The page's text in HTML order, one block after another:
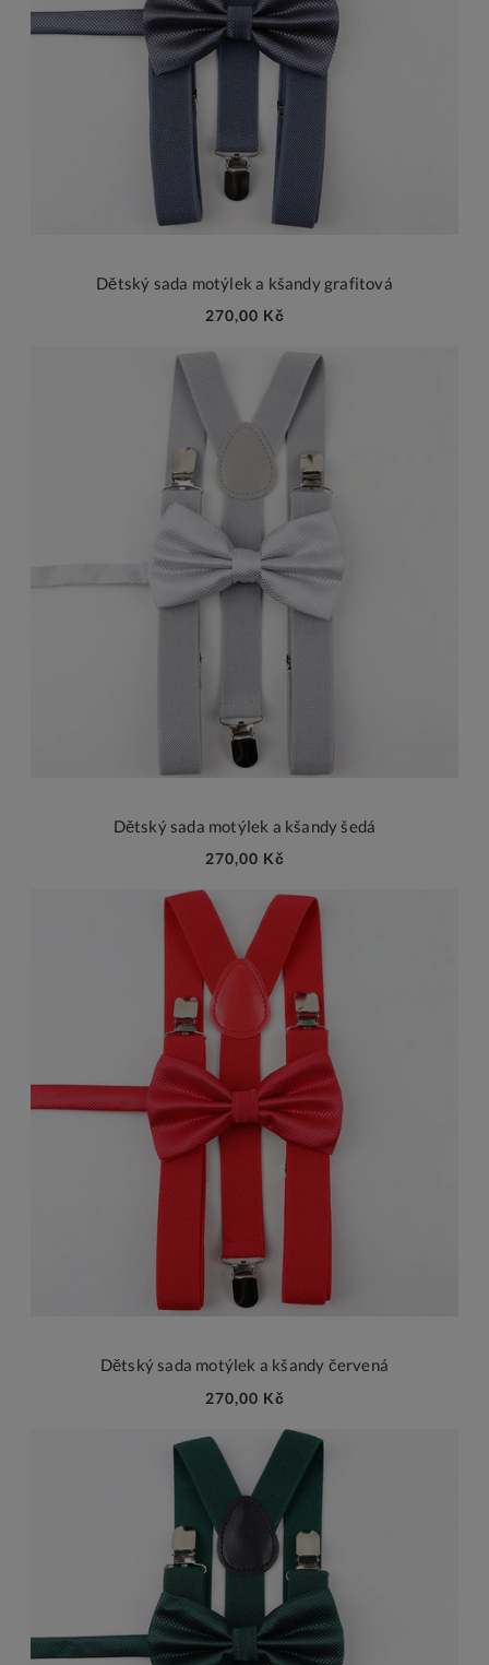
Dětský sada motýlek a kšandy grafitová
270,00 Kč
Dětský sada motýlek a kšandy šedá
270,00 Kč
Dětský sada motýlek a kšandy červená
270,00 Kč